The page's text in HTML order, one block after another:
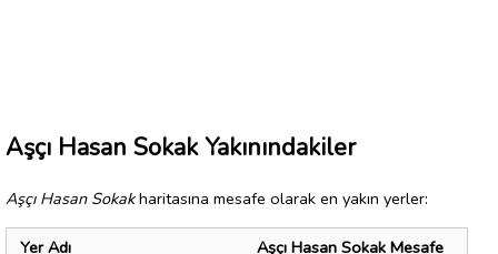
Aşçı Hasan Sokak Yakınındakiler
Aşçı Hasan Sokakharitasına mesafe olarak en yakın yerler:
Yer Adı
Aşçı Hasan Sokak Mesafe